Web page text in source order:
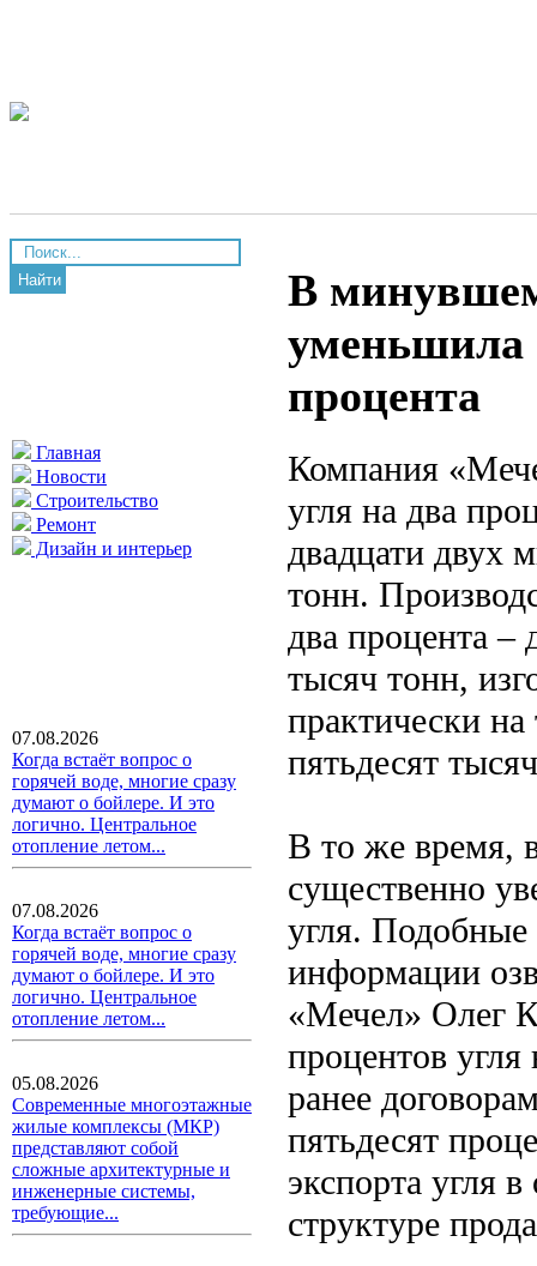
Найти
Главная
Новости
Строительство
Ремонт
Дизайн и интерьер
07.08.2026
Когда встаёт вопрос о
горячей воде, многие сразу
думают о бойлере. И это
логично. Центральное
отопление летом...
07.08.2026
Когда встаёт вопрос о
горячей воде, многие сразу
думают о бойлере. И это
логично. Центральное
отопление летом...
05.08.2026
Современные многоэтажные
жилые комплексы (МКР)
представляют собой
сложные архитектурные и
инженерные системы,
требующие...
В
уменьшила
процента
Компания
угля на два
двадцати двух
тонн.
два процента –
тысяч тонн,
практически
пятьдесят
В то же время,
существенно
угля. Подобные
информации
«Мечел» Олег
процентов
ранее
пятьдесят
экспорта угля
структуре